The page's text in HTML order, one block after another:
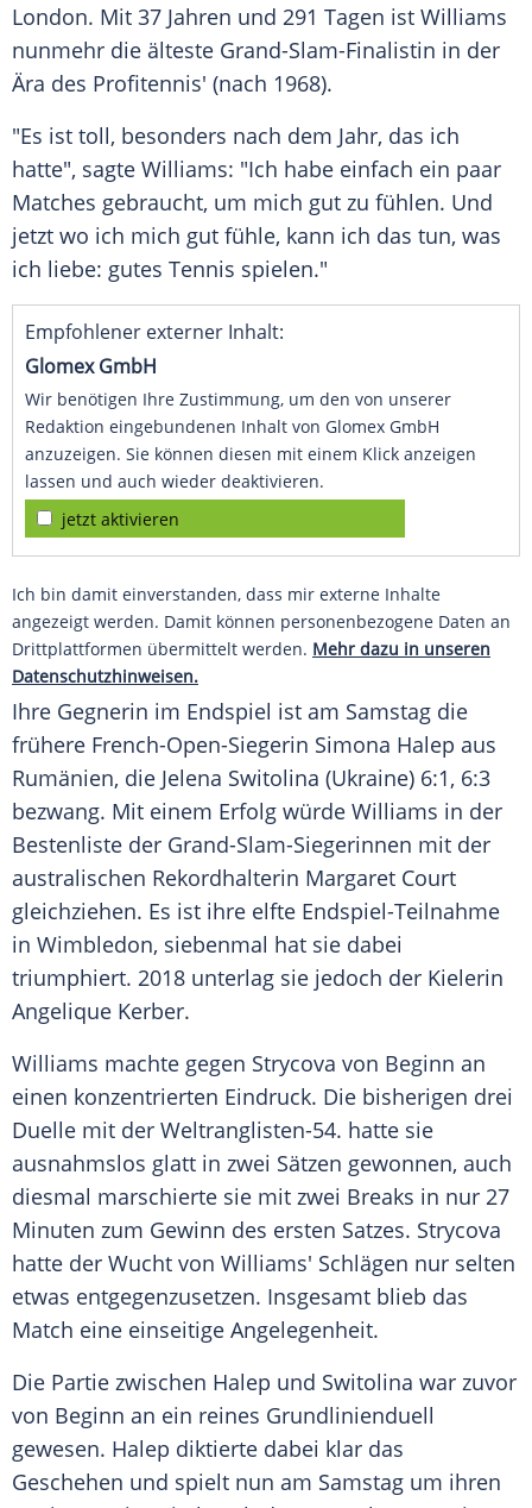
London. Mit 37 Jahren und 291 Tagen ist Williams
nunmehr die älteste Grand-Slam-Finalistin in der
Ära des Profitennis' (nach 1968).
"Es ist toll, besonders nach dem Jahr, das ich
hatte", sagte Williams: "Ich habe einfach ein paar
Matches gebraucht, um mich gut zu fühlen. Und
jetzt wo ich mich gut fühle, kann ich das tun, was
ich liebe: gutes Tennis spielen."
Empfohlener externer Inhalt:
Glomex GmbH
Wir benötigen Ihre Zustimmung, um den von unserer
Redaktion eingebundenen Inhalt von Glomex GmbH
anzuzeigen. Sie können diesen mit einem Klick anzeigen
lassen und auch wieder deaktivieren.
jetzt aktivieren
Ich bin damit einverstanden, dass mir externe Inhalte
angezeigt werden. Damit können personenbezogene Daten an
Drittplattformen übermittelt werden. Mehr dazu in unseren
Datenschutzhinweisen.
Ihre Gegnerin im Endspiel ist am Samstag die
frühere French-Open-Siegerin Simona Halep aus
Rumänien, die Jelena Switolina (Ukraine) 6:1, 6:3
bezwang. Mit einem Erfolg würde Williams in der
Bestenliste der Grand-Slam-Siegerinnen mit der
australischen Rekordhalterin Margaret Court
gleichziehen. Es ist ihre elfte Endspiel-Teilnahme
in Wimbledon, siebenmal hat sie dabei
triumphiert. 2018 unterlag sie jedoch der Kielerin
Angelique Kerber.
Williams machte gegen Strycova von Beginn an
einen konzentrierten Eindruck. Die bisherigen drei
Duelle mit der Weltranglisten-54. hatte sie
ausnahmslos glatt in zwei Sätzen gewonnen, auch
diesmal marschierte sie mit zwei Breaks in nur 27
Minuten zum Gewinn des ersten Satzes. Strycova
hatte der Wucht von Williams' Schlägen nur selten
etwas entgegenzusetzen. Insgesamt blieb das
Match eine einseitige Angelegenheit.
Die Partie zwischen Halep und Switolina war zuvor
von Beginn an ein reines Grundlinienduell
gewesen. Halep diktierte dabei klar das
Geschehen und spielt nun am Samstag um ihren